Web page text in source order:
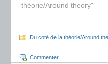
théorie/Around theory"
Du coté de la théorie/Around
Commenter